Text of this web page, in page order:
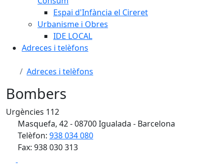
Espai d'Infància el Cireret
Urbanisme i Obres
IDE LOCAL
Adreces i telèfons
Adreces i telèfons
Bombers
Urgències 112
Masquefa, 42 - 08700 Igualada - Barcelona
Telèfon: 938 034 080
Fax: 938 030 313